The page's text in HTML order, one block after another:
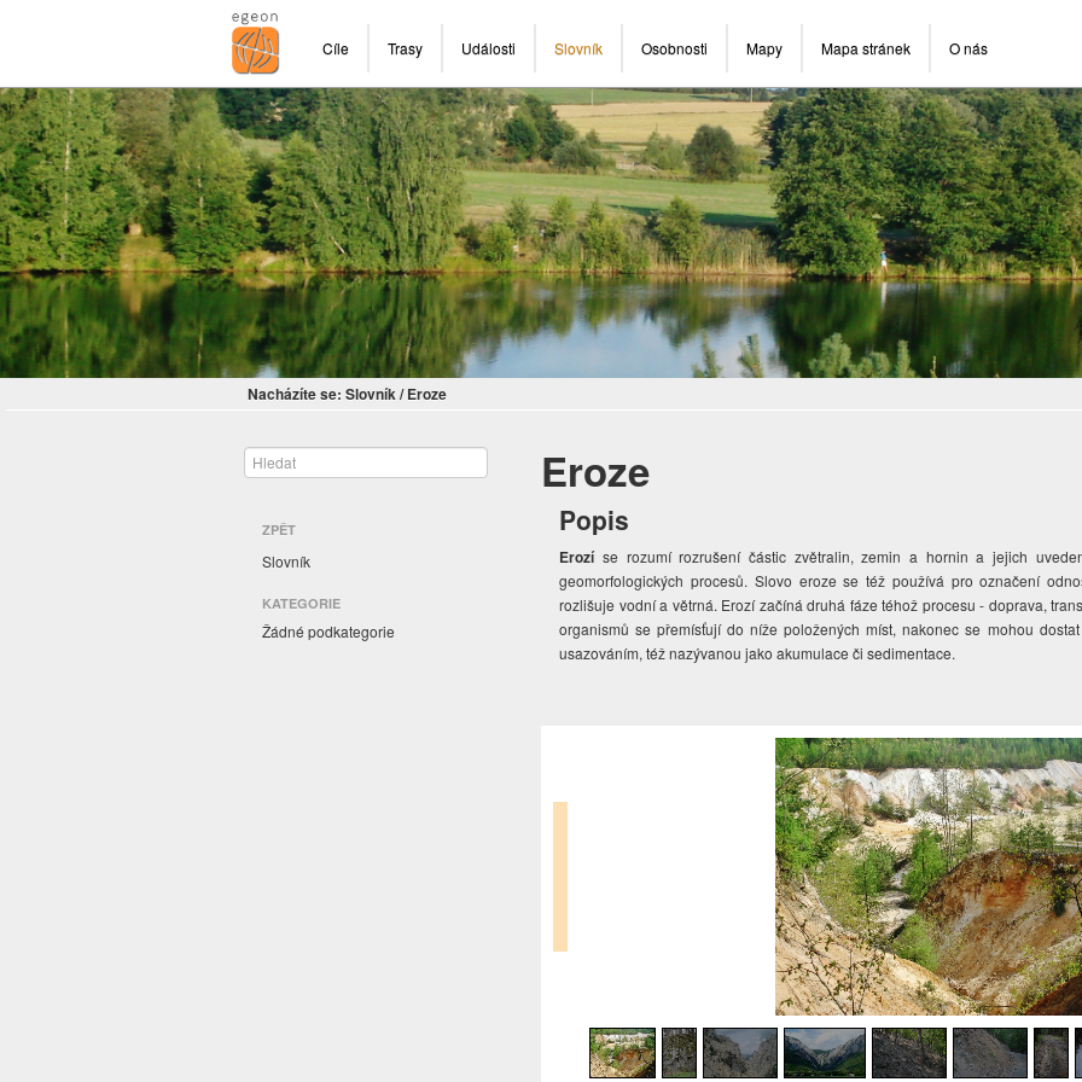
Cíle Trasy Události Slovník Osobnosti Mapy Mapa stránek O nás
Nacházíte se: Slovník/ Eroze
ZPĚT
Slovník
KATEGORIE
Žádné podkategorie
Eroze
Popis
Erozí se rozumí rozrušení částic zvětralin, zemin a hornin a jejich
geomorfologických procesů. Slovo eroze se též používá pro označení
rozlišuje vodní a větrná. Erozí začíná druhá fáze téhož procesu - doprava,
organismů se přemísťují do níže položených míst, nakonec se mohou
usazováním, též nazývanou jako akumulace či sedimentace.